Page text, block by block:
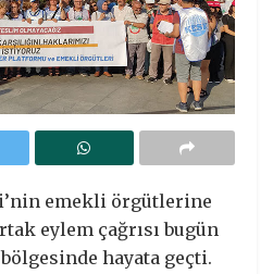
emekli örgütlerine
eylem çağrısı bugün
hayata geçti.